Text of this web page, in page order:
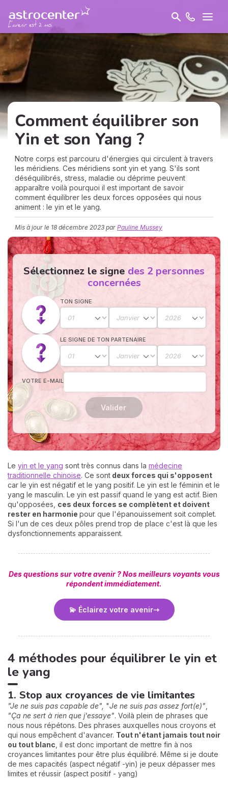
Comment équilibrer son
Yin et son Yang ?
Notre corps est parcouru d'énergies qui circulent à travers
les méridiens. Ces méridiens sont yin et yang. S'ils sont
déséquilibrés, stress, maladie ou déprime peuvent
apparaître voilà pourquoi il est important de savoir
comment équilibrer les deux forces opposées qui nous
animent : le yin et le yang.
Mis à jour le 18 décembre 2023 par Pauline Mussey
Sélectionnez le signe des 2 personnes
concernées
TON SIGNE
LE SIGNE DE TON PARTENAIRE
VOTRE E-MAIL
Valider
Le yin et le yang sont très connus dans la médecine
traditionnelle chinoise. Ce sont deux forces qui s'opposent
car le yin est négatif et le yang positif. Le yin est le féminin et le
yang le masculin. Le yin est passif quand le yang est actif. Bien
qu'opposées, ces deux forces se complètent et doivent
rester en harmonie pour que l'épanouissement soit complet.
Si l'un de ces deux pôles prend trop de place c'est là que les
dysfonctionnements apparaissent.
Des questions sur votre avenir ? Nos meilleurs voyants vous
répondent immédiatement.
💫 Éclairez votre avenir
4 méthodes pour équilibrer le yin et
le yang
1. Stop aux croyances de vie limitantes
"Je ne suis pas capable de", "Je ne suis pas assez fort(e)"
"Ça ne sert à rien que j'essaye". Voilà plein de phrases que
nous nous répétons. Des phrases auxquelles nous croyons et
qui nous empêchent d'avancer. Tout n'étant jamais tout noir
ou tout blanc , il est donc important de mettre fin à nos
croyances limitantes pour être plus équilibré. Même si je doute
de mes capacités (aspect négatif -yin) je peux dépasser mes
limites et réussir (aspect positif - yang)